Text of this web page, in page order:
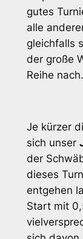
gutes
alle
gleichfalls
der große
Reihe nach.
Je kürzer
sich unser
der
dieses
entgehen
Start mit